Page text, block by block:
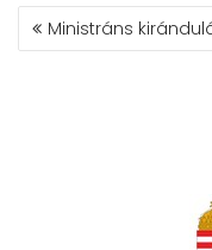
BEJEGYZÉS
NAVIGÁCIÓ
Ministráns